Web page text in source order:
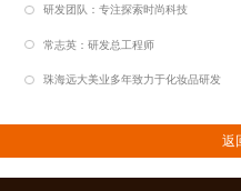
研发团队：专注探索时尚科技
常志英：研发总工程师
珠海远大美业多年致力于化妆品研发
返